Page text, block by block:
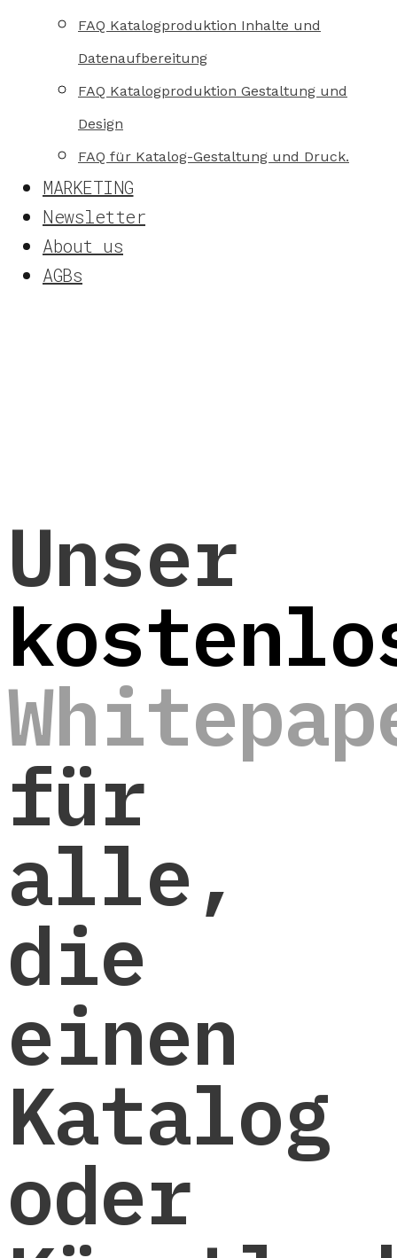
FAQ Katalogproduktion Inhalte und
Datenaufbereitung
FAQ Katalogproduktion Gestaltung und
Design
FAQ für Katalog-Gestaltung und Druck.
MARKETING
Newsletter
About us
AGBs
Unser
für
alle,
die
einen
Katalog
oder